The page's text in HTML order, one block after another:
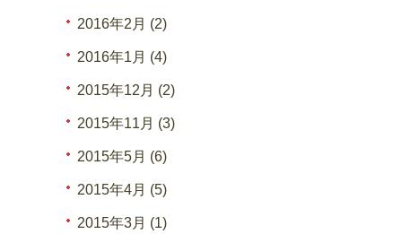
2016年2月 (2)
2016年1月 (4)
2015年12月 (2)
2015年11月 (3)
2015年5月 (6)
2015年4月 (5)
2015年3月 (1)